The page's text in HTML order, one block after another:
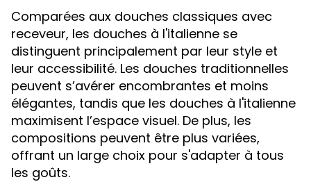
Comparées aux douches classiques avec
receveur, les douches à l'italienne se
distinguent principalement par leur style et
leur accessibilité. Les douches traditionnelles
peuvent s’avérer encombrantes et moins
élégantes, tandis que les douches à l'italienne
maximisent l’espace visuel. De plus, les
compositions peuvent être plus variées,
offrant un large choix pour s'adapter à tous
les goûts.